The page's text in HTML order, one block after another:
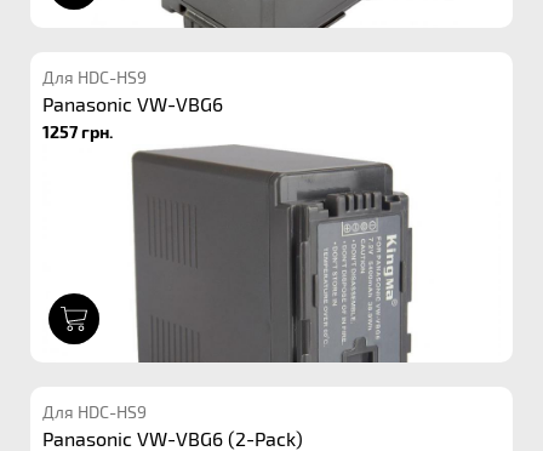
Для HDC-HS9
Panasonic VW-VBG6
1257 грн.
Для HDC-HS9
Panasonic VW-VBG6 (2-Pack)